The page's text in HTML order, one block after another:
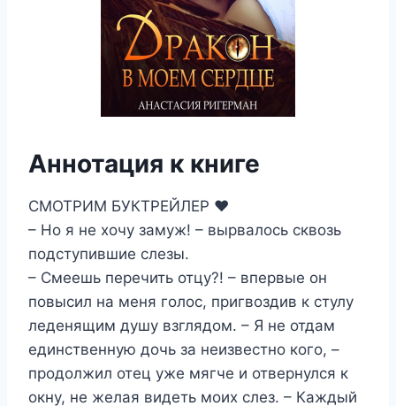
Аннотация к книге
СМОТРИМ БУКТРЕЙЛЕР ❤️
– Но я не хочу замуж! – вырвалось сквозь
подступившие слезы.
– Смеешь перечить отцу?! – впервые он
повысил на меня голос, пригвоздив к стулу
леденящим душу взглядом. – Я не отдам
единственную дочь за неизвестно кого, –
продолжил отец уже мягче и отвернулся к
окну, не желая видеть моих слез. – Каждый